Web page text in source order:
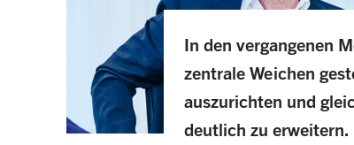
In den vergangenen
zentrale Weichen
auszurichten und
deutlich zu erweitern.